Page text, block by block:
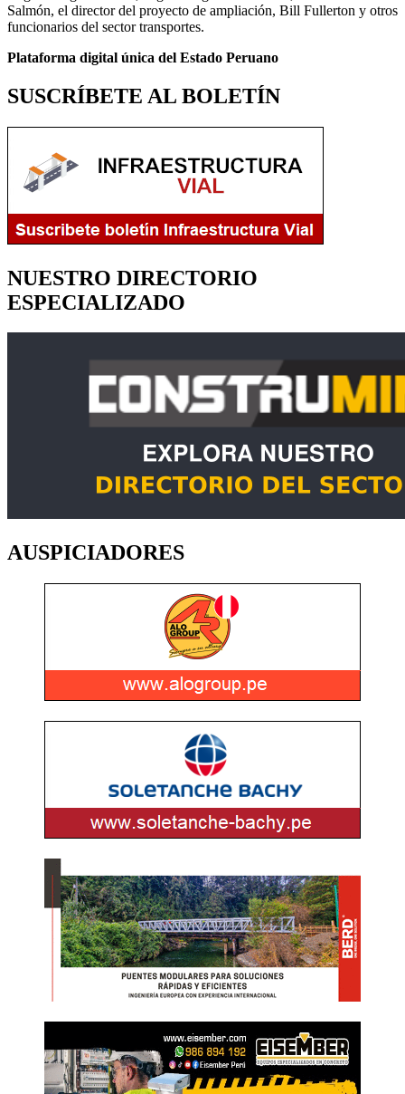
Salmón, el director del proyecto de ampliación, Bill Fullerton y otros
funcionarios del sector transportes.
Plataforma digital única del Estado Peruano
SUSCRÍBETE AL BOLETÍN
NUESTRO DIRECTORIO
ESPECIALIZADO
AUSPICIADORES